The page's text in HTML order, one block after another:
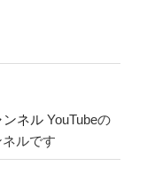
ンネル YouTubeの
ルです